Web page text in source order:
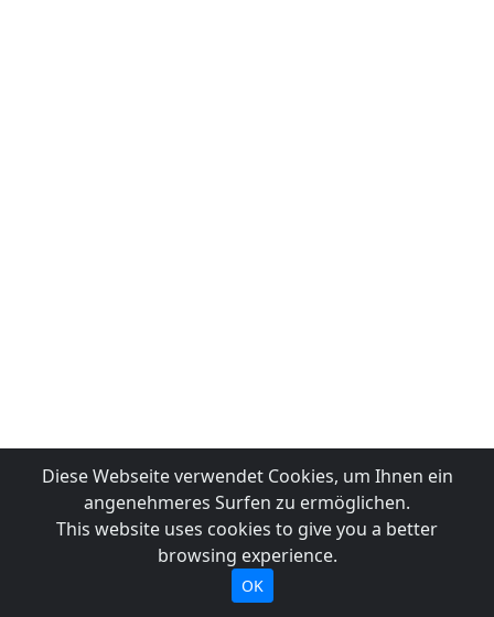
Diese Webseite verwendet Cookies, um Ihnen ein
angenehmeres Surfen zu ermöglichen.
This website uses cookies to give you a better
browsing experience.
OK